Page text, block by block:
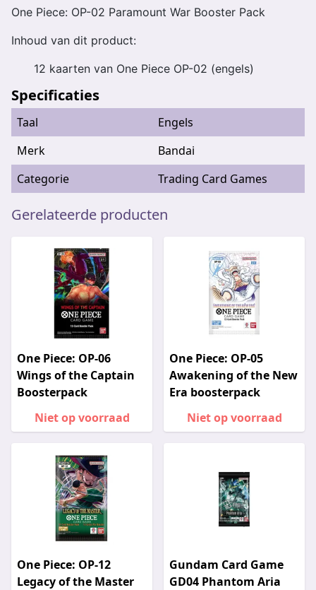
One Piece: OP-02 Paramount War Booster Pack
Inhoud van dit product:
12 kaarten van One Piece OP-02 (engels)
Specificaties
Taal
Engels
Merk
Bandai
Categorie
Trading Card Games
Gerelateerde producten
One Piece: OP-06
Wings of the Captain
Boosterpack
Niet op voorraad
One Piece: OP-05
Awakening of the New
Era boosterpack
Niet op voorraad
One Piece: OP-12
Legacy of the Master
Gundam Card Game
GD04 Phantom Aria